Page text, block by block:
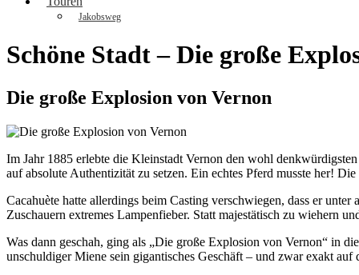
Jakobsweg
Schöne Stadt – Die große
Die große Explosion von Vernon
Im Jahr 1885 erlebte die Kleinstadt Vernon den wohl
auf absolute Authentizität zu setzen. Ein echtes Pferd musste her!
Cacahuète hatte allerdings beim Casting verschwiegen, dass er
Zuschauern extremes Lampenfieber. Statt majestätisch zu wiehern
Was dann geschah, ging als „Die große Explosion von Vernon“ in
unschuldiger Miene sein gigantisches Geschäft – und zwar exakt auf